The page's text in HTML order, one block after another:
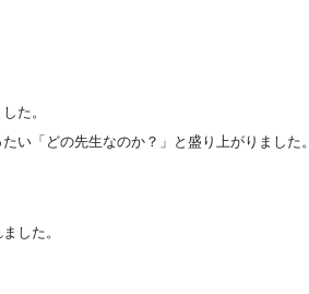
た。
い「どの先生なのか？」と盛り上がりました。
した。